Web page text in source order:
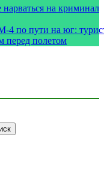
на криминал
4 по пути на юг:
перед полетом